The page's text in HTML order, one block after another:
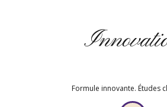
Formule innovante. Études